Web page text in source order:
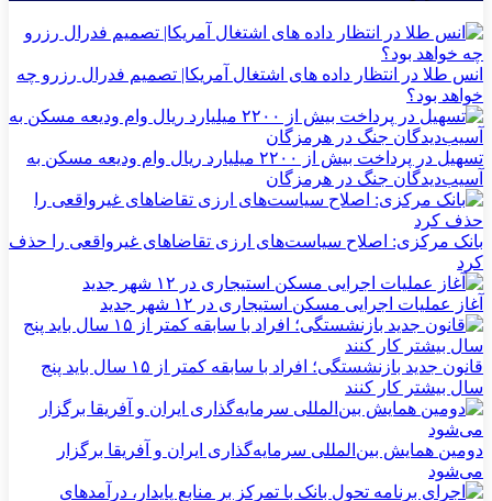
انس طلا در انتظار داده های اشتغال آمریکا| تصمیم فدرال رزرو چه
خواهد بود؟
تسهیل در پرداخت بیش از ۲۲۰۰ میلیارد ریال وام ودیعه مسکن به
آسیب‌دیدگان جنگ در هرمزگان
بانک مرکزی: اصلاح سیاست‌های ارزی تقاضاهای غیرواقعی را حذف
کرد
آغاز عملیات اجرایی مسکن استیجاری در ۱۲ شهر جدید
قانون جدید بازنشستگی؛ افراد با سابقه کمتر از ۱۵ سال باید پنج
سال بیشتر کار کنند
دومین همایش بین‌المللی سرمایه‌گذاری ایران و آفریقا برگزار
می‌شود